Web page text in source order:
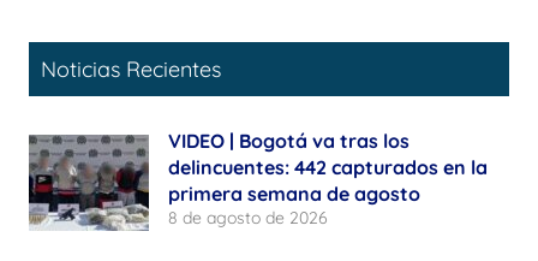
Noticias Recientes
VIDEO | Bogotá va tras los
delincuentes: 442 capturados en la
primera semana de agosto
8 de agosto de 2026